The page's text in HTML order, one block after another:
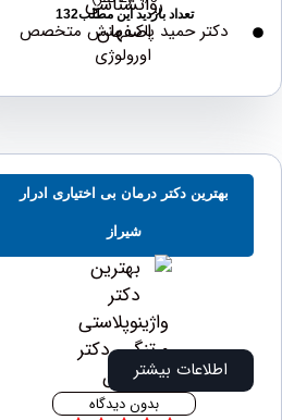
تعداد بازدید این مطلب132
دکتر حمید پاک منش متخصص
اورولوژی
بهترین دکتر درمان بی اختیاری ادرار
اطلاعات بیشتر
بدون دیدگاه